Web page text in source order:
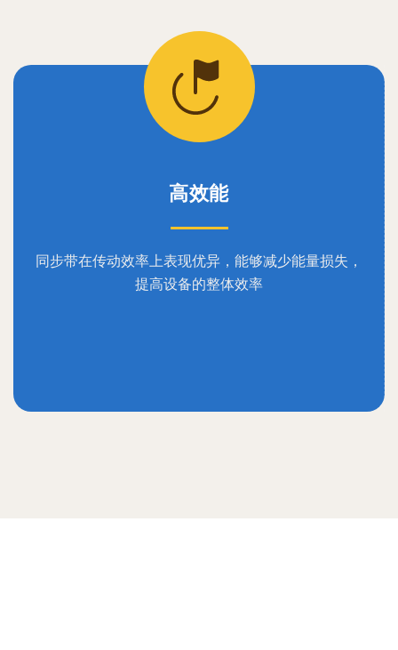
高效能
同步带在传动效率上表现优异，能够减少能量损失，
提高设备的整体效率